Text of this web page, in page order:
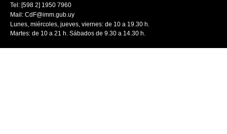
Tel: [598 2] 1950 7960
Mail: CdF@imm.gub.uy
Lunes, miércoles, jueves, viernes: de 10 a 19.30 h.
Martes: de 10 a 21 h. Sábados de 9.30 a 14.30 h.